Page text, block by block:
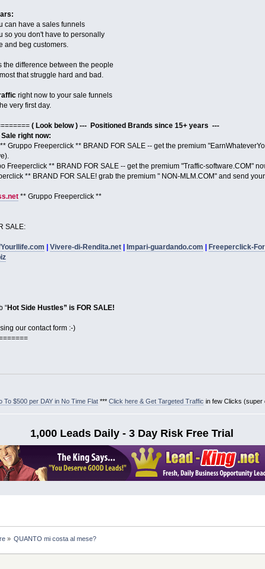
can have a sales funnels
so you don't have to personally
and beg customers.
the difference between the people
that struggle hard and bad.
right now to your sale funnels
very first day.
( Look below ) --- Positioned Brands since 15+ years ---
right now:
** Gruppo Freeperclick ** BRAND FOR SALE -- get the premium
Freeperclick ** BRAND FOR SALE -- get the premium "Traffic-software.COM"
** BRAND FOR SALE! grab the premium " NON-MLM.COM" and send
** Gruppo Freeperclick **
SALE:
| Vivere-di-Rendita.net| Impari-guardando.com | Freeperclick-
“Hot Side Hustles” is FOR SALE!
our contact form :-)
To $500 per DAY in No Time Flat*** Click here & Get Targeted Traffic in few Clicks (super
1,000 Leads Daily - 3 Day Risk Free Trial
» QUANTO mi costa al mese?